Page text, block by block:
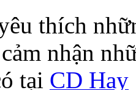
thích
nhận
tại CD Hay